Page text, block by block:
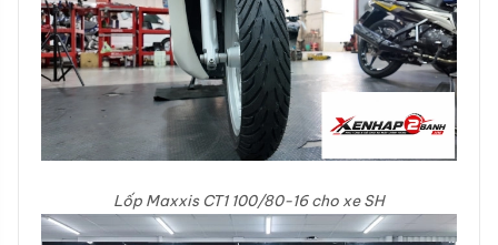
Lốp Maxxis CT1 100/80-16 cho xe SH